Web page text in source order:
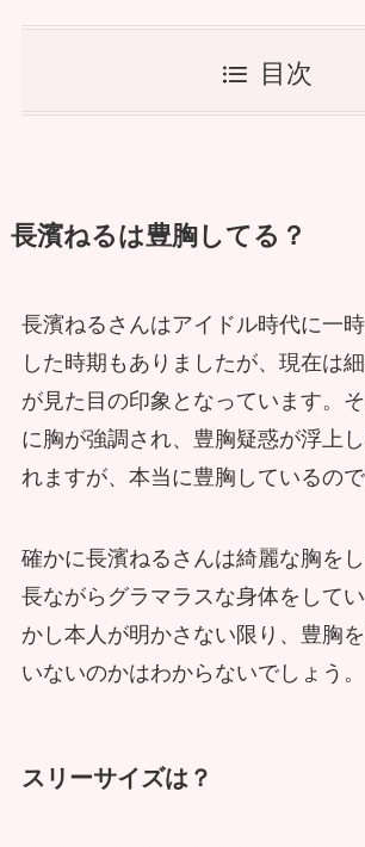
目次
長濱ねるは豊胸してる？
長濱ねるさんはアイドル時代に一
した時期もありましたが、現在は
が見た目の印象となっています。
に胸が強調され、豊胸疑惑が浮上
れますが、本当に豊胸しているので
確かに長濱ねるさんは綺麗な胸を
長ながらグラマラスな身体をして
かし本人が明かさない限り、豊胸
いないのかはわからないでしょう。
スリーサイズは？